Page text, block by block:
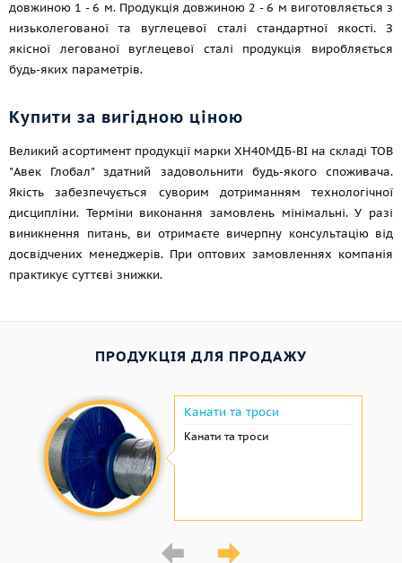
довжиною 1 - 6 м. Продукція довжиною 2 - 6 м виготовляється з
низьколегованої та вуглецевої сталі стандартної якості. З
якісної легованої вуглецевої сталі продукція виробляється
будь-яких параметрів.
Купити за вигідною ціною
Великий асортимент продукції марки ХН40МДБ-ВІ на складі ТОВ
"Авек Глобал" здатний задовольнити будь-якого споживача.
Якість забезпечується суворим дотриманням технологічної
дисципліни. Терміни виконання замовлень мінімальні. У разі
виникнення питань, ви отримаєте вичерпну консультацію від
досвідчених менеджерів. При оптових замовленнях компанія
практикує суттєві знижки.
ПРОДУКЦІЯ ДЛЯ ПРОДАЖУ
Канати та троси
Канати та троси